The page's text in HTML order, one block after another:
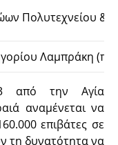
Πολυτεχνείου &
Λαμπράκη
από την Αγία
αναμένεται να
επιβάτες σε
τη δυνατότητα να